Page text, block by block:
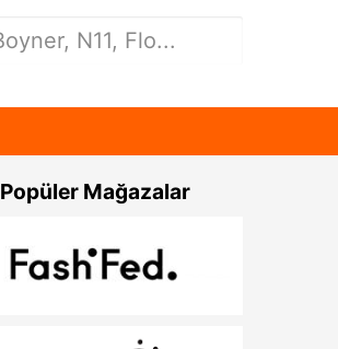
Popüler Mağazalar